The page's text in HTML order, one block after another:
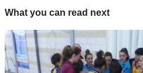
What you can read next